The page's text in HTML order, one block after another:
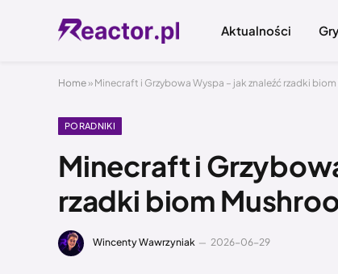
Aktualności
Home » Minecraft i Grzybowa Wyspa – jak znaleźć rzadki
PORADNIKI
Minecraft i
rzadki biom
Wincenty Wawrzyniak 2026-06-29